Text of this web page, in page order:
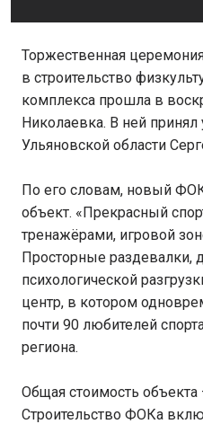
Торжественная
в строительство
комплекса прошла в
Николаевка. В ней принял
Ульяновской области
По его словам, новый
объект. «Прекрасный
тренажёрами, игровой
Просторные раздевалки,
психологической
центр, в котором
почти 90 любителей
региона.
Общая стоимость
Строительство ФОКа